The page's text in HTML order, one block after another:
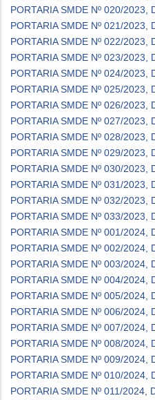
PORTARIA SMDE Nº 020/2023,
PORTARIA SMDE Nº 021/2023,
PORTARIA SMDE Nº 022/2023,
PORTARIA SMDE Nº 023/2023,
PORTARIA SMDE Nº 024/2023,
PORTARIA SMDE Nº 025/2023,
PORTARIA SMDE Nº 026/2023,
PORTARIA SMDE Nº 027/2023,
PORTARIA SMDE Nº 028/2023,
PORTARIA SMDE Nº 029/2023,
PORTARIA SMDE Nº 030/2023,
PORTARIA SMDE Nº 031/2023,
PORTARIA SMDE Nº 032/2023,
PORTARIA SMDE Nº 033/2023,
PORTARIA SMDE Nº 001/2024,
PORTARIA SMDE Nº 002/2024,
PORTARIA SMDE Nº 003/2024,
PORTARIA SMDE Nº 004/2024,
PORTARIA SMDE Nº 005/2024,
PORTARIA SMDE Nº 006/2024,
PORTARIA SMDE Nº 007/2024,
PORTARIA SMDE Nº 008/2024,
PORTARIA SMDE Nº 009/2024,
PORTARIA SMDE Nº 010/2024,
PORTARIA SMDE Nº 011/2024,